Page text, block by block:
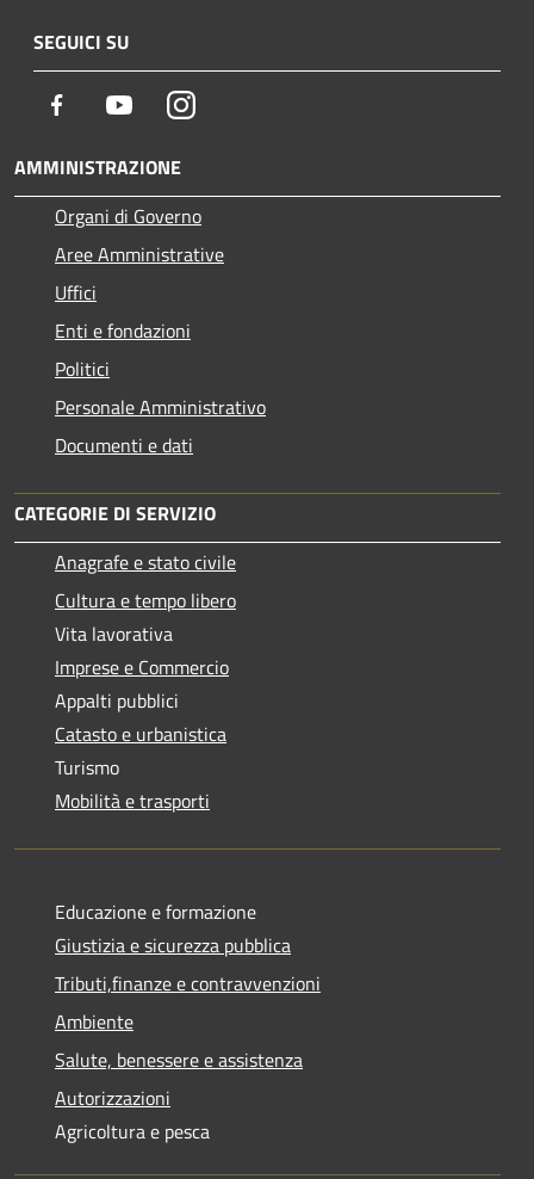
SEGUICI SU
Facebook YoutubeInstagram
AMMINISTRAZIONE
Organi di Governo
Aree Amministrative
Uffici
Enti e fondazioni
Politici
Personale Amministrativo
Documenti e dati
CATEGORIE DI SERVIZIO
Anagrafe e stato civile
Cultura e tempo libero
Vita lavorativa
Imprese e Commercio
Appalti pubblici
Catasto e urbanistica
Turismo
Mobilità e trasporti
Educazione e formazione
Giustizia e sicurezza pubblica
Tributi,finanze e contravvenzioni
Ambiente
Salute, benessere e assistenza
Autorizzazioni
Agricoltura e pesca